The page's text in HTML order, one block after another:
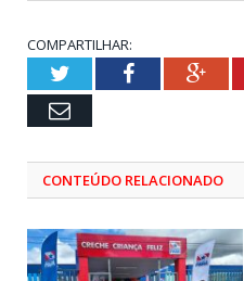
COMPARTILHAR:
TwitterFacebook
Email
CONTEÚDO RELACIONADO